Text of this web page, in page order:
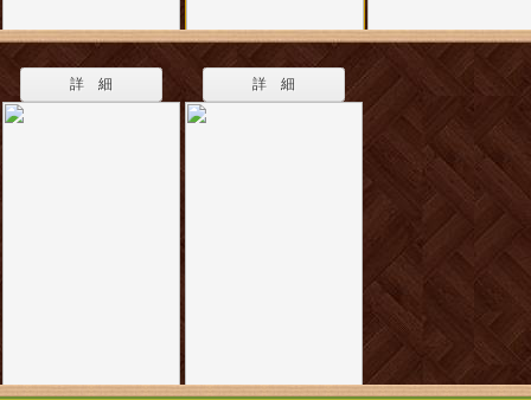
詳 細 詳 細